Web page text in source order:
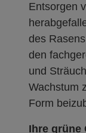
Entsorgen
des
den
und
Wachstum
Form
Ihre grüne